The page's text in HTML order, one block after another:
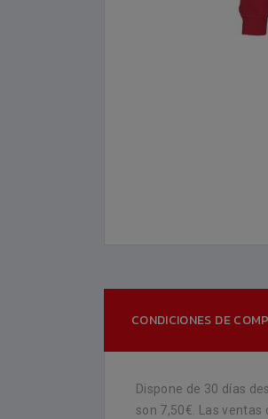
CONDICIONES DE
Dispone de 30 días
son 7,50€. Las